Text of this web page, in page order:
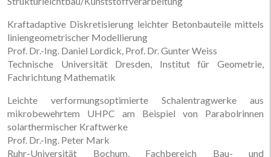
Kraftadaptive Diskretisierung leichter Betonbauteile mittels
liniengeometrischer Modellierung
Prof. Dr.-Ing. Daniel Lordick, Prof. Dr. Gunter Weiss
Technische Universität Dresden, Institut für Geometrie,
Fachrichtung Mathematik
Leichte verformungsoptimierte Schalentragwerke aus
mikrobewehrtem UHPC am Beispiel von Parabolrinnen
solarthermischer Kraftwerke
Prof. Dr.-Ing. Peter Mark
Ruhr-Universität Bochum, Fachbereich Bau- und